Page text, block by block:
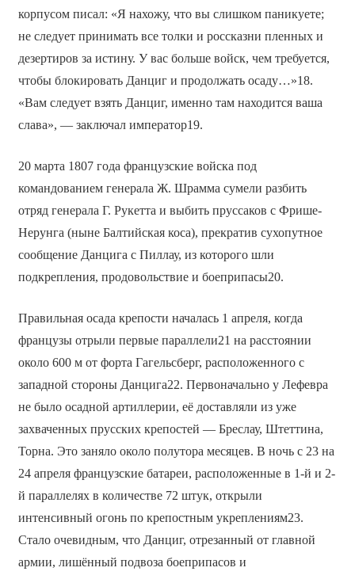
корпусом писал: «Я нахожу, что вы слишком паникуете;
не следует принимать все толки и россказни пленных и
дезертиров за истину. У вас больше войск, чем требуется,
чтобы блокировать Данциг и продолжать осаду…»18.
«Вам следует взять Данциг, именно там находится ваша
слава», — заключал император19.
20 марта 1807 года французские войска под
командованием генерала Ж. Шрамма сумели разбить
отряд генерала Г. Рукетта и выбить пруссаков с Фрише-
Нерунга (ныне Балтийская коса), прекратив сухопутное
сообщение Данцига с Пиллау, из которого шли
подкрепления, продовольствие и боеприпасы20.
Правильная осада крепости началась 1 апреля, когда
французы отрыли первые параллели21 на расстоянии
около 600 м от форта Гагельсберг, расположенного с
западной стороны Данцига22. Первоначально у Лефевра
не было осадной артиллерии, её доставляли из уже
захваченных прусских крепостей — Бреслау, Штеттина,
Торна. Это заняло около полутора месяцев. В ночь с 23 на
24 апреля французские батареи, расположенные в 1-й и 2-
й параллелях в количестве 72 штук, открыли
интенсивный огонь по крепостным укреплениям23.
Стало очевидным, что Данциг, отрезанный от главной
армии, лишённый подвоза боеприпасов и